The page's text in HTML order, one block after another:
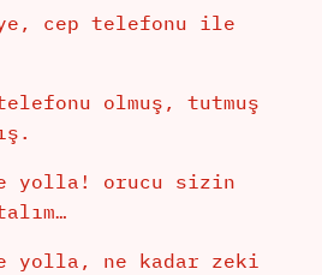
cep telefonu ile
olmuş, tutmuş
yolla! orucu sizin
yolla, ne kadar zeki